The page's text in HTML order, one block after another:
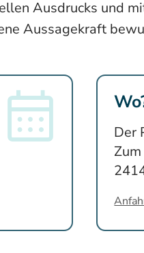
Ausdrucks und
Aussagekraft
Der